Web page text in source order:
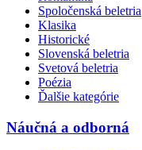
Spoločenská beletria
Klasika
Historické
Slovenská beletria
Svetová beletria
Poézia
Ďalšie kategórie
Náučná a odborná